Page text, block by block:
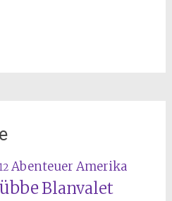
Abenteuer Amerika
Blanvalet